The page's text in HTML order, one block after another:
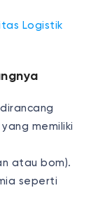
Logistik
memiliki
atau bom).
seperti